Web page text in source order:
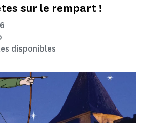
sur le rempart !
disponibles